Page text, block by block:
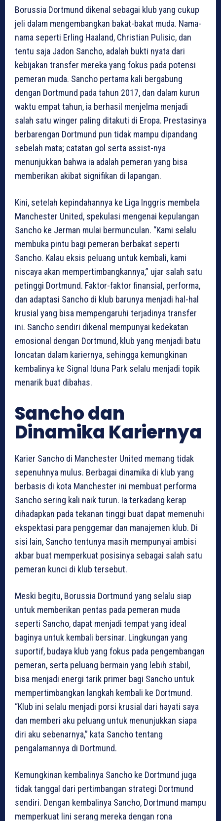
Borussia Dortmund dikenal sebagai klub yang cukup
jeli dalam mengembangkan bakat-bakat muda. Nama-
nama seperti Erling Haaland, Christian Pulisic, dan
tentu saja Jadon Sancho, adalah bukti nyata dari
kebijakan transfer mereka yang fokus pada potensi
pemeran muda. Sancho pertama kali bergabung
dengan Dortmund pada tahun 2017, dan dalam kurun
waktu empat tahun, ia berhasil menjelma menjadi
salah satu winger paling ditakuti di Eropa. Prestasinya
berbarengan Dortmund pun tidak mampu dipandang
sebelah mata; catatan gol serta assist-nya
menunjukkan bahwa ia adalah pemeran yang bisa
memberikan akibat signifikan di lapangan.
Kini, setelah kepindahannya ke Liga Inggris membela
Manchester United, spekulasi mengenai kepulangan
Sancho ke Jerman mulai bermunculan. “Kami selalu
membuka pintu bagi pemeran berbakat seperti
Sancho. Kalau eksis peluang untuk kembali, kami
niscaya akan mempertimbangkannya,” ujar salah satu
petinggi Dortmund. Faktor-faktor finansial, performa,
dan adaptasi Sancho di klub barunya menjadi hal-hal
krusial yang bisa mempengaruhi terjadinya transfer
ini. Sancho sendiri dikenal mempunyai kedekatan
emosional dengan Dortmund, klub yang menjadi batu
loncatan dalam kariernya, sehingga kemungkinan
kembalinya ke Signal Iduna Park selalu menjadi topik
menarik buat dibahas.
Sancho dan
Dinamika Kariernya
Karier Sancho di Manchester United memang tidak
sepenuhnya mulus. Berbagai dinamika di klub yang
berbasis di kota Manchester ini membuat performa
Sancho sering kali naik turun. Ia terkadang kerap
dihadapkan pada tekanan tinggi buat dapat memenuhi
ekspektasi para penggemar dan manajemen klub. Di
sisi lain, Sancho tentunya masih mempunyai ambisi
akbar buat memperkuat posisinya sebagai salah satu
pemeran kunci di klub tersebut.
Meski begitu, Borussia Dortmund yang selalu siap
untuk memberikan pentas pada pemeran muda
seperti Sancho, dapat menjadi tempat yang ideal
baginya untuk kembali bersinar. Lingkungan yang
suportif, budaya klub yang fokus pada pengembangan
pemeran, serta peluang bermain yang lebih stabil,
bisa menjadi energi tarik primer bagi Sancho untuk
mempertimbangkan langkah kembali ke Dortmund.
“Klub ini selalu menjadi porsi krusial dari hayati saya
dan memberi aku peluang untuk menunjukkan siapa
diri aku sebenarnya,” kata Sancho tentang
pengalamannya di Dortmund.
Kemungkinan kembalinya Sancho ke Dortmund juga
tidak tanggal dari pertimbangan strategi Dortmund
sendiri. Dengan kembalinya Sancho, Dortmund mampu
memperkuat lini serang mereka dengan rona